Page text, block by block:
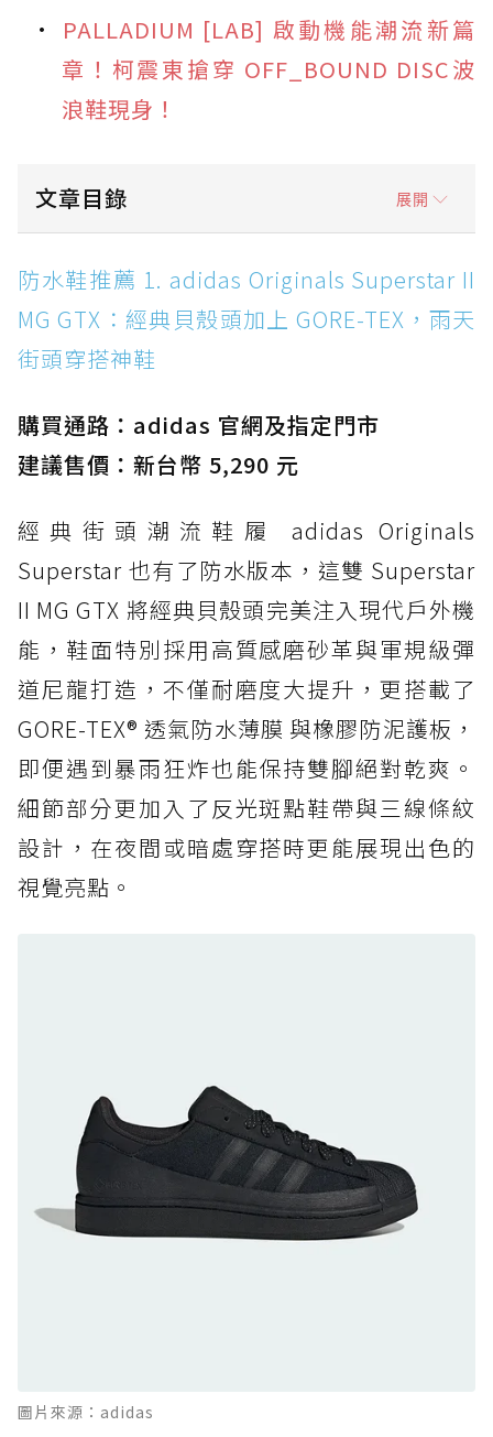
PALLADIUM [LAB] 啟動機能潮流新篇
章！柯震東搶穿 OFF_BOUND DISC波
浪鞋現身！
文章目錄 展開
防水鞋推薦 1. adidas Originals Superstar II
MG GTX：經典貝殼頭加上 GORE-TEX，雨天街
頭穿搭神鞋
防水鞋推薦 2. New Balance Hierro v9 GORE-
防水鞋推薦 3. Nike Dunk Low GORE-TEX：
經典 Dunk 輪廓加上防水科技，雨天穿搭帥度不
打折
防水鞋推薦 4. ASICS TRABUCO 14 GTX：搭
載 GORE-TEX 隱形貼合科技，全方位防水神鞋
防水鞋推薦 5. Salomon XT-6 GORE-TEX：潮
人必備山系鞋王！防滑、防水與街頭顏值一次攻
頂
防水鞋推薦 6. HOKA Stinson Evo GTX：越野
復刻厚底，GORE-TEX 防水與增高神器一次滿
防水鞋推薦 7. Timberland Motion Access：
黃靴同級頂級防水，輕量化工裝健走鞋雨天必備
防水鞋推薦 7. Timberland Motion Access：
黃靴同級頂級防水，輕量化工裝健走鞋雨天必備
防水鞋推薦 10. PUMA Voyage NITRO™ 4
GORE-TEX：氮氣中底注入，回彈與防滑兼具的
全天候越野跑鞋
防水鞋推薦 11. On Cloudhorizon 2 WP：腳
感軟彈、搭載 Missiongrip™ 的防水輕越野鞋
Boot：馬汀首款雨靴登場，經典八孔加上全防
防水鞋推薦 1. adidas Originals Superstar II
MG GTX：經典貝殼頭加上 GORE-TEX，雨天
街頭穿搭神鞋
購買通路：adidas 官網及指定門市
建議售價：新台幣 5,290 元
經典街頭潮流鞋履 adidas Originals
Superstar 也有了防水版本，這雙 Superstar
II MG GTX 將經典貝殼頭完美注入現代戶外機
能，鞋面特別採用高質感磨砂革與軍規級彈
道尼龍打造，不僅耐磨度大提升，更搭載了
GORE-TEX® 透氣防水薄膜 與橡膠防泥護板，
即便遇到暴雨狂炸也能保持雙腳絕對乾爽。
細節部分更加入了反光斑點鞋帶與三線條紋
設計，在夜間或暗處穿搭時更能展現出色的
視覺亮點。
圖片來源：adidas